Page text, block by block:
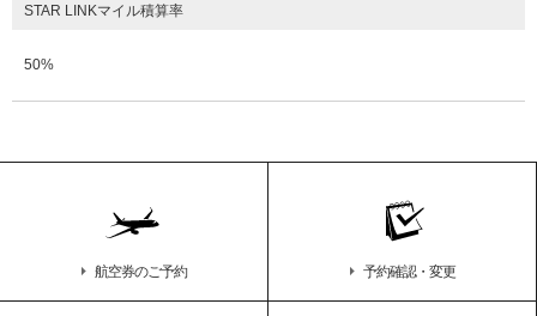
STAR LINKマイル積算率
50%
航空券のご予約 予約確認・変更